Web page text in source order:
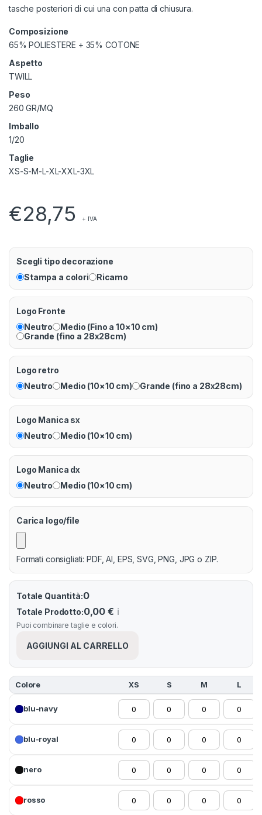
tasche posteriori di cui una con patta di chiusura.
Composizione
65% POLIESTERE + 35% COTONE
Aspetto
TWILL
Peso
260 GR/MQ
Imballo
1/20
Taglie
XS-S-M-L-XL-XXL-3XL
€28,75 + IVA
Scegli tipo decorazione
Stampa a colori
Ricamo
Logo Fronte
Neutro
Medio (Fino a 10×10 cm)
Grande (fino a 28x28cm)
Logo retro
Neutro
Medio (10×10 cm) Grande (fino a 28x28cm)
Logo Manica sx
Neutro
Medio (10×10 cm)
Logo Manica dx
Neutro
Medio (10×10 cm)
Carica logo/file
Formati consigliati: PDF, AI, EPS, SVG, PNG, JPG o ZIP.
Totale Quantità:0
Totale Prodotto:0,00 € ℹ️
Puoi combinare taglie e colori.
AGGIUNGI AL CARRELLO
Colore XS S M L
blu-navy
blu-royal
nero
rosso